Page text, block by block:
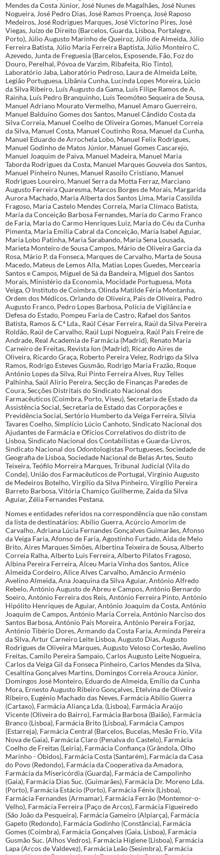
Nomes e entidades referidos na correspondência que não constam
da lista de destinatários: Abílio Guerra, Acúrcio Amorim de
Carvalho, Adriana Lúcia Fernandes Gonçalves Guimarães, Afonso
da Veiga Faria, Afonso de Faria, Agostinho Furtado, Aida de Melo
Brito, Aires Marques Simões, Albertina Teixeira de Sousa, Alberto
Correia Ralha, Alberto Luís Ferreira, Alberto Pilatos Fragoso,
Albina Pereira Ferreira, Alceu Maria Vinha dos Santos, Alice
Almeida Cordeiro, Alice Alves Carvalho, Amâncio Arménio
Avelino Almeida, Ana Joaquina da Silva Aguiar, António Alfredo
Rebelo, António Augusto de Abreu e Campos, António Bernardo
Soeiro, António Ferreira dos Reis, António Ferreira Pinto, António
Hipólito Henriques de Aguiar, António Joaquim da Costa, António
Joaquim de Campos, António Maria Correia, António Narciso dos
Santos Barbosa, António Pais Moreira, António Pereira Forjaz,
António Tibério Dores, Armando da Costa Faria, Arminda Pereira
da Silva, Artur Carneiro Leite Lisboa, Augusto Dias, Augusto
Rodrigues de Oliveira Marques, Augusto Veloso Cortesão, Avelino
Freitas, Camilo Pereira Sampaio, Carlos Augusto Leite Nogueira,
Carlos da Veiga Gil da Fonseca Pinheiro, Carlos Mendes da Silva,
Cesaltina Gonçalves Martins, Domingos Correia Arouca Júnior,
Domingos José Monteiro, Eduardo de Almeida, Emílio da Cunha
Mora, Ernesto Augusto Ribeiro Gonçalves, Etelvina de Oliveira
Ribeiro, Eugénio Machado das Neves, Farmácia Abílio Guerra
(Cartaxo), Farmácia Aliança Lda. (Lisboa), Farmácia Araújo
Vicente (Oliveira do Bairro), Farmácia Barbosa (Baião), Farmácia
Branco (Lisboa), Farmácia Brito (Lisboa), Farmácia Campos
(Estarreja), Farmácia Central (Barcelos, Bucelas, Mesão Frio, Vila
Nova de Gaia), Farmácia Claro (Penalva do Castelo), Farmácia
Coelho de Freitas (Leiria), Farmácia Confiança (Grândola, Olho
Marinho - Óbidos), Farmácia Costa (Santarém), Farmácia da Casa
do Povo (Redondo), Farmácia da Cooperativa da Amadora,
Farmácia da Misericórdia (Guarda), Farmácia de Campolinho
(Gaia), Farmácia Dias Suc. (Guimarães), Farmácia Dr. Moreno Lda.
(Porto), Farmácia Estácio (Porto), Farmácia Fénix (Lisboa),
Farmácia Fernandes (Armamar), Farmácia Ferrão (Montemor-o-
Velho), Farmácia Ferreira (Paço de Arcos), Farmácia Figueiredo
(São João da Pesqueira), Farmácia Gameiro (Alpiarça), Farmácia
Gapeto (Redondo), Farmácia Godinho (Constância), Farmácia
Gomes (Coimbra), Farmácia Gonçalves (Gaia, Lisboa), Farmácia
Gusmão Suc. (Alhos Vedros), Farmácia Higiene (Lisboa), Farmácia
Lapa (Arcos de Valdevez), Farmácia Leão (Sesimbra), Farmácia